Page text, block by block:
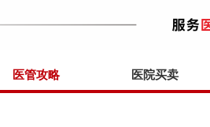
医管攻略 医院买卖